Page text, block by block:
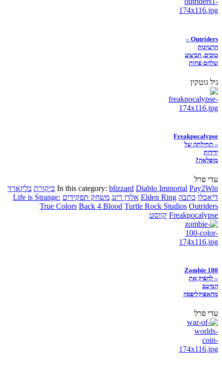
Outriders –
הרעיונות
טובים, הביצוע
שלהם פחות
גיל גוטקין
Freakpocalypse
– תחילתה של
ידידות
מופלאה?
עדי פרל
In this category: blizzard Diablo Immortal Pay2Win ביקורת בליזארד
דיאבלו כתבה Elden Ring אלדן רינג משחק תפקידים Life is Strange:
True Colors Back 4 Blood Turtle Rock Studios Outriders
Freakpocalypse קווסט
Zombie 100
– להפיק את
המיטב
מהאפוקליפסה
עדי פרל